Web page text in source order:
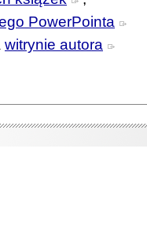
PowerPointa
witrynie autora